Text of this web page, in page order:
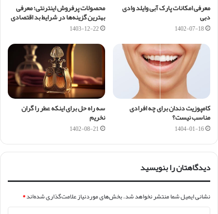
معرفی امکانات پارک آبی وایلد وادی
دبی
1402-07-18
محصولات پرفروش اینترنتی؛ معرفی
بهترین گزینه‌ها در شرایط بد اقتصادی
1403-12-22
کامپوزیت دندان برای چه افرادی
مناسب نیست؟
1404-01-16
سه راه حل برای اینکه عطر را گران
نخریم
1402-08-21
دیدگاهتان را بنویسید
نشانی ایمیل شما منتشر نخواهد شد.بخش‌های موردنیاز علامت‌گذاری شده‌اند*